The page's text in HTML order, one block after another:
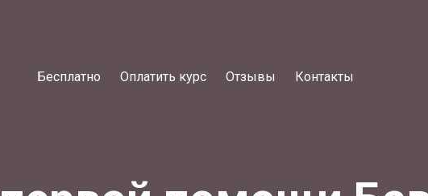
Бесплатно Оплатить курс Отзывы Контакты